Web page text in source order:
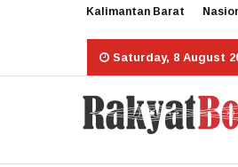
Kalimantan Barat
Saturday, 8 August